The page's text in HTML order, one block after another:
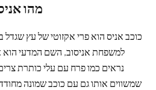
מהו
כוכב אניס הוא פרי אקזוטי של עץ שגדל
למשפחת אניסוב, השם המדעי הוא
נראים כמו פרח עם עלי כותרת
שמשווים אותו גם עם כוכב שמונה